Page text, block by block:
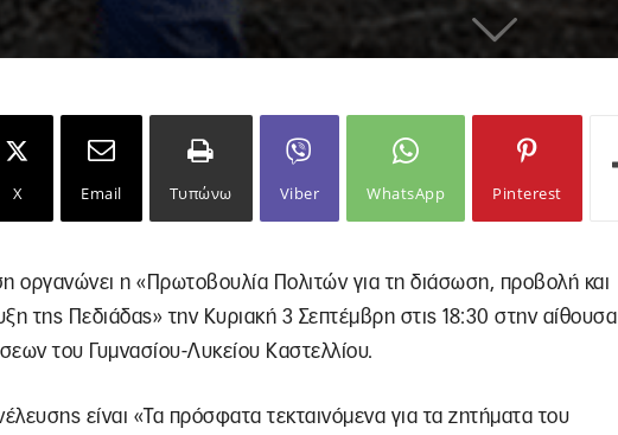
X Email Τυπώνω Viber WhatsApp Pinterest
οργανώνει η «Πρωτοβουλία Πολιτών για τη διάσωση, προβολή και
της Πεδιάδας» την Κυριακή 3 Σεπτέμβρη στις 18:30 στην αίθουσα
του Γυμνασίου-Λυκείου Καστελλίου.
είναι «Τα πρόσφατα τεκταινόμενα για τα ζητήματα του